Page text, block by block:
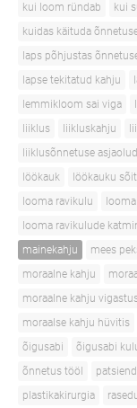
kui loom ründab
kui
kuidas käituda
laps põhjustas
lapse tekitatud kahju
lemmikloom sai viga
liiklus
liikluskahju
liiklusõnnetuse
löökauk
löökauku
looma ravikulu
looma ravikulude
mainekahju
mees
moraalne kahju
moraalne kahju
moraalse kahju hüvitis
õigusabi
õigusabi
õnnetus tööl
plastikakirurgia